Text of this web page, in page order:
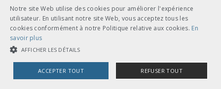
Notre site Web utilise des cookies pour améliorer l'expérience
utilisateur. En utilisant notre site Web, vous acceptez tous les
cookies conformément à notre Politique relative aux cookies. En
savoir plus
AFFICHER LES DÉTAILS
ACCEPTER TOUT REFUSER TOUT